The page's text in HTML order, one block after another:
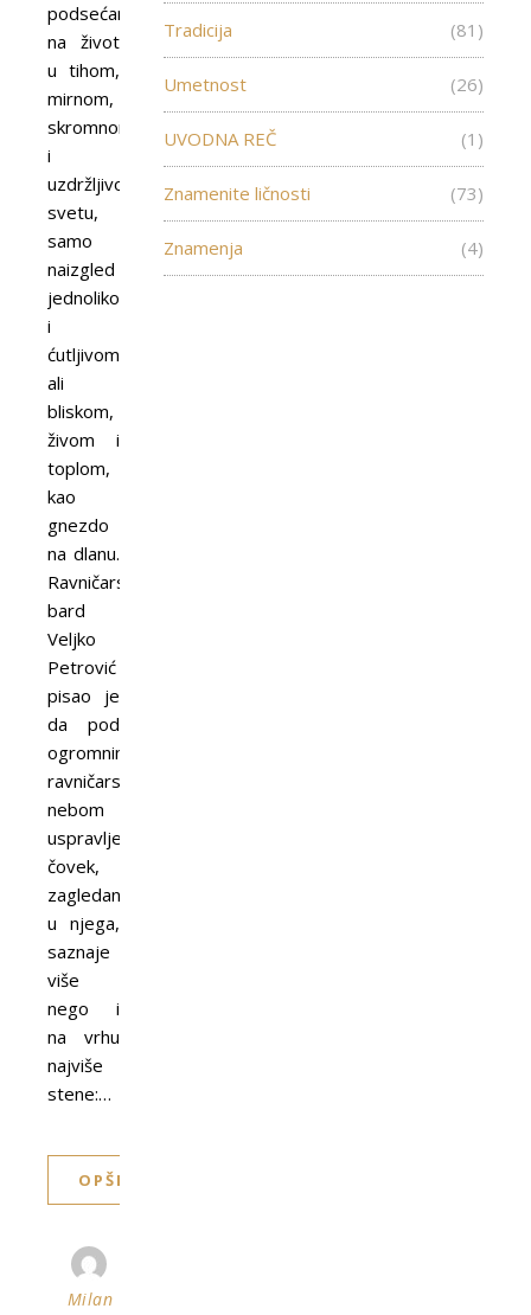
podsećanja
na život
u tihom,
mirnom,
skromnom
i
uzdržljivom
svetu,
samo
naizgled
jednolikom
i
ćutljivom,
ali
bliskom,
živom i
toplom,
kao
gnezdo
na dlanu.
Ravničarski
bard
Veljko
Petrović
pisao je
da pod
ogromnim
ravničarskim
nebom
uspravljen
čovek,
zagledan
u njega,
saznaje
više
nego i
na vrhu
najviše
stene:…
OPŠIRNIJE
Milan
Tradicija (81)
Umetnost (26)
UVODNA REČ (1)
Znamenite ličnosti (73)
Znamenja (4)